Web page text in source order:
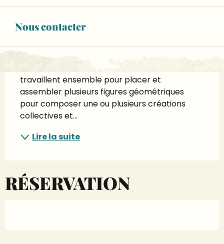
Nous contacter
Après un jeu de découvertes des œuvres de
Land Art présentes sur le site, les enfants,
découvrent les caractéristiques du
travaillent ensemble pour placer et
assembler plusieurs figures géométriques
pour composer une ou plusieurs créations
collectives et...
Lire la suite
RÉSERVATION